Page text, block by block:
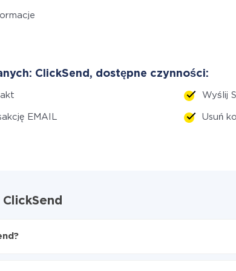
ClickSend, dostępne czynności:
Wyślij
EMAIL Usuń